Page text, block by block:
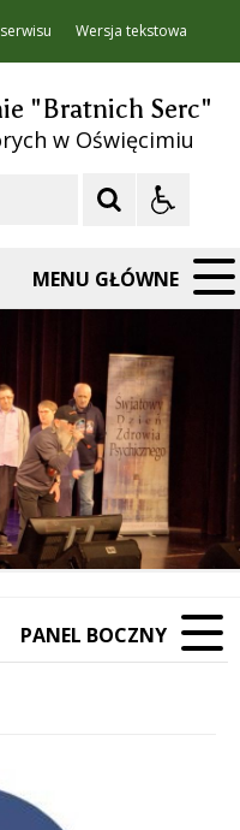
Wersja tekstowa
"Bratnich Serc"
w Oświęcimiu
MENU GŁÓWNE
PANEL BOCZNY